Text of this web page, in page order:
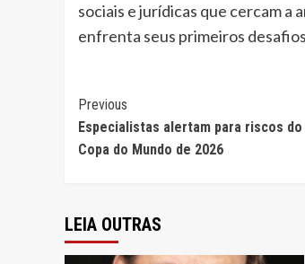
sociais e jurídicas que cercam a
enfrenta seus primeiros
Continue
Reading
Previous
Especialistas alertam para riscos
Copa do Mundo de 2026
LEIA OUTRAS